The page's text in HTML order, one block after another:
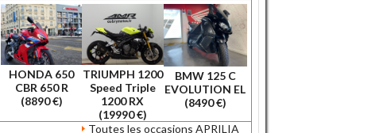
HONDA 650
CBR 650 R
(8890 €)
TRIUMPH 1200
Speed Triple
1200 RX
(19990 €)
BMW 125 C
EVOLUTION EL
(8490 €)
Toutes les occasions APRILIA